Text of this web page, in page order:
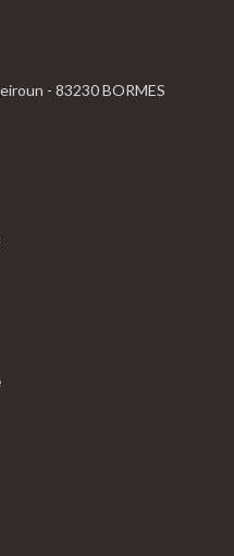
- 83230 BORMES